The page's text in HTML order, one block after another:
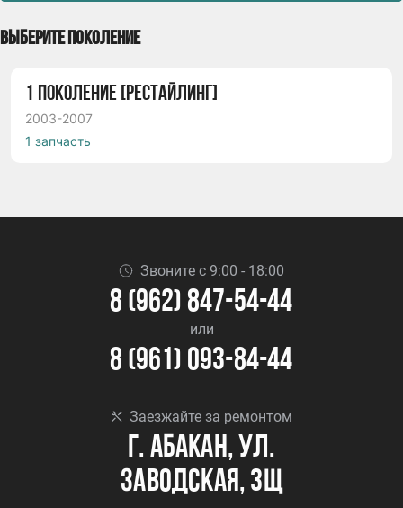
ВЫБЕРИТЕ ПОКОЛЕНИЕ
1 ПОКОЛЕНИЕ [РЕСТАЙЛИНГ]
2003-2007
1 запчасть
Звоните с 9:00 - 18:00
8 (962) 847-54-44
или
8 (961) 093-84-44
Заезжайте за ремонтом
г. Абакан, ул.
Заводская, 3Щ